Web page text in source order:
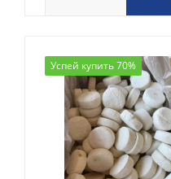
Успей купить 70%